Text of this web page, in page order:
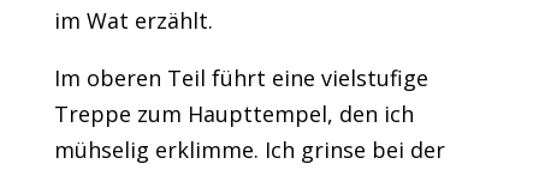
im Wat erzählt.
Im oberen Teil führt eine vielstufige
Treppe zum Haupttempel, den ich
mühselig erklimme. Ich grinse bei der